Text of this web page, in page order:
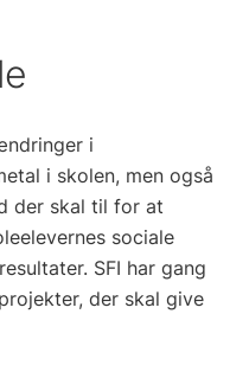
i
i skolen, men også
der skal til for at
sociale
SFI har gang
der skal give